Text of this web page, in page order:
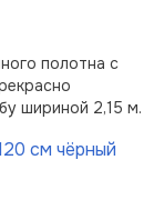
полотна с
шириной 2,15 м.
см чёрный